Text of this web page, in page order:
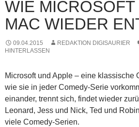
WIE MICROSOFT
MAC WIEDER
09.04.2015 REDAKTION DIGISAURIER
HINTERLASSEN
Microsoft und Apple – eine klassische
wie sie in jeder Comedy-Serie
einander, trennt sich, findet wieder
Leonard, Jess und Nick, Ted und
viele Comedy-Serien.